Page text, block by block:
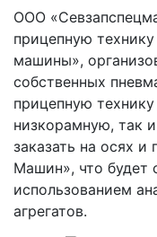
ООО
прицепную
машины»,
собственных
прицепную
низкорамную, так
заказать на осях и
Машин», что будет
использованием
агрегатов.